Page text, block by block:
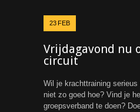
23FEB
Vrijdagavond nu
circuit
Wil je krachttraining
niet zo goed hoe? Vind je
groepsverband te doen?